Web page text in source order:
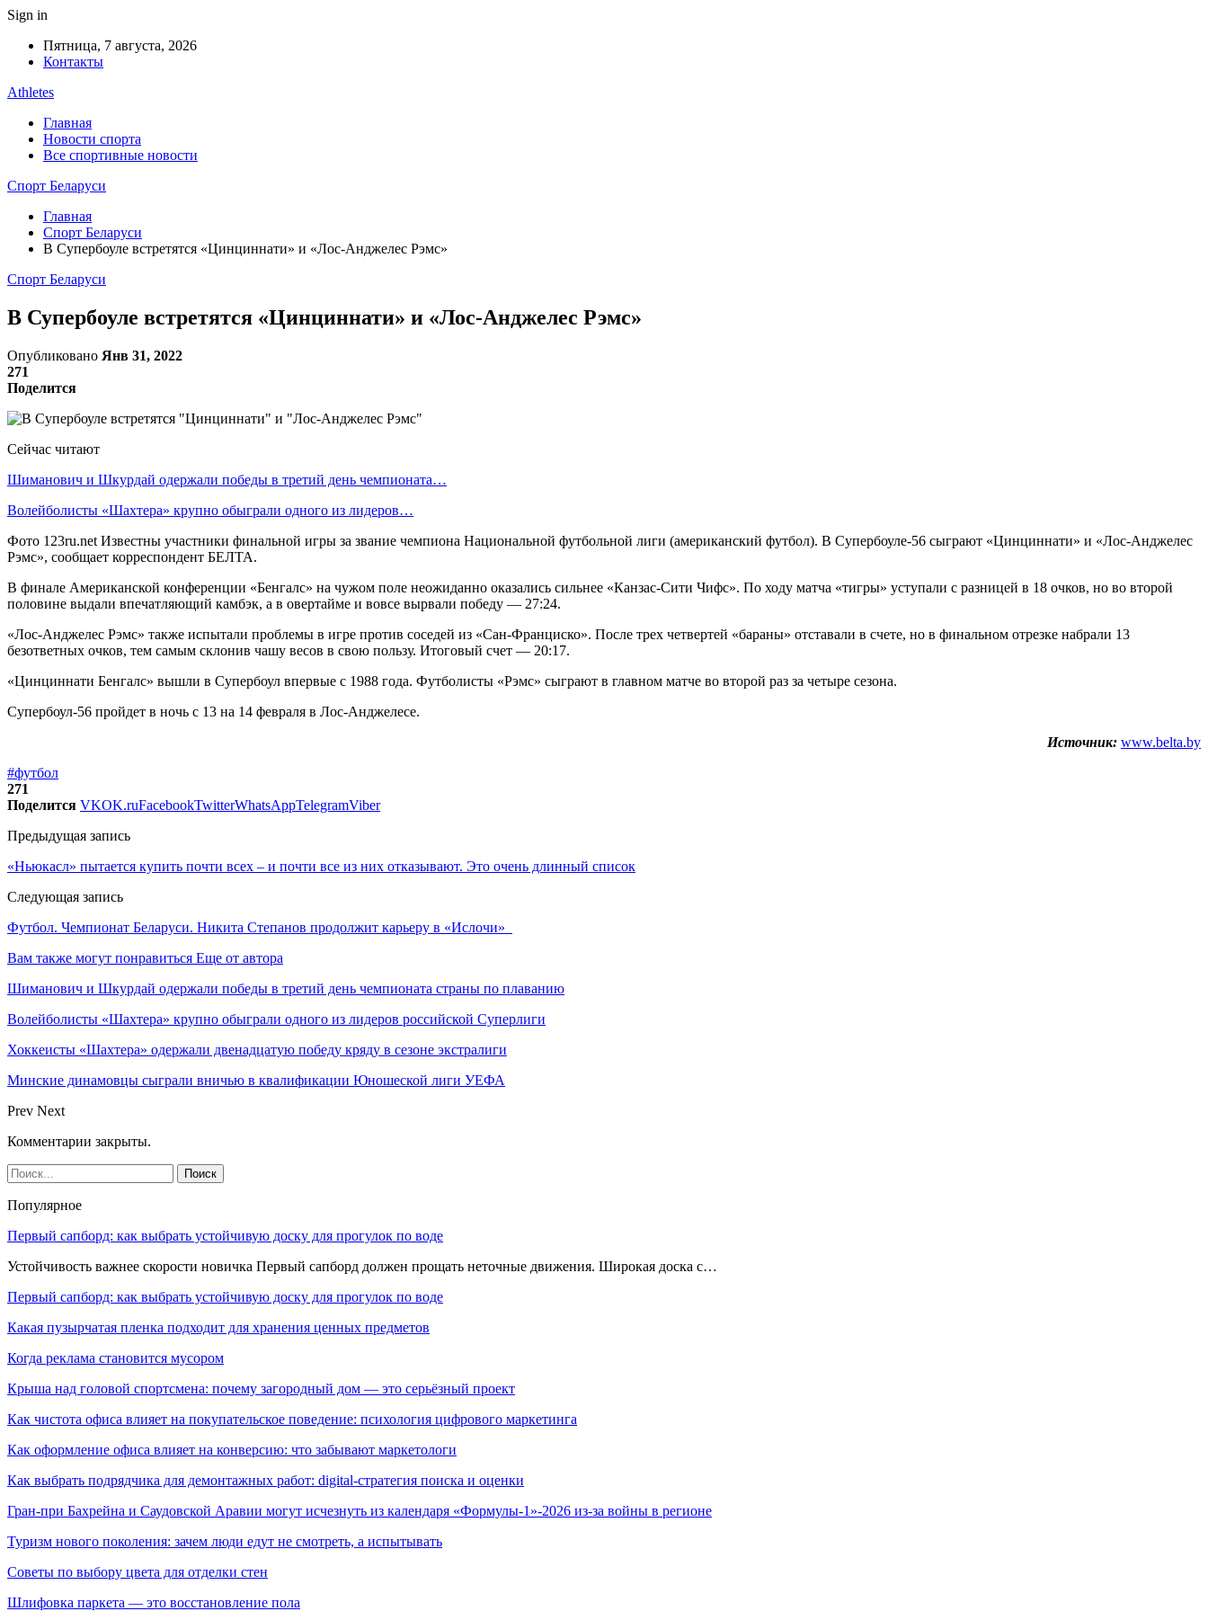
Sign in
Пятница, 7 августа, 2026
Контакты
Athletes
Главная
Новости спорта
Все спортивные новости
Спорт Беларуси
Главная
Спорт Беларуси
В Супербоуле встретятся «Цинциннати» и «Лос-Анджелес Рэмс»
Спорт Беларуси
В Супербоуле встретятся «Цинциннати» и «Лос-Анджелес Рэмс»
Опубликовано Янв 31, 2022
271
Поделится
Сейчас читают
Шиманович и Шкурдай одержали победы в третий день чемпионата…
Волейболисты «Шахтера» крупно обыграли одного из лидеров…
Фото 123ru.net Известны участники финальной игры за звание чемпиона Национальной футбольной лиги (американский футбол). В Супербоуле-56 сыграют «Цинциннати» и «Лос-Анджелес
Рэмс», сообщает корреспондент БЕЛТА.
В финале Американской конференции «Бенгалс» на чужом поле неожиданно оказались сильнее «Канзас-Сити Чифс». По ходу матча «тигры» уступали с разницей в 18 очков, но во второй
половине выдали впечатляющий камбэк, а в овертайме и вовсе вырвали победу — 27:24.
«Лос-Анджелес Рэмс» также испытали проблемы в игре против соседей из «Сан-Франциско». После трех четвертей «бараны» отставали в счете, но в финальном отрезке набрали 13
безответных очков, тем самым склонив чашу весов в свою пользу. Итоговый счет — 20:17.
«Цинциннати Бенгалс» вышли в Супербоул впервые с 1988 года. Футболисты «Рэмс» сыграют в главном матче во второй раз за четыре сезона.
Супербоул-56 пройдет в ночь с 13 на 14 февраля в Лос-Анджелесе.
Источник: www.belta.by
#футбол
271
Поделится VKOK.ruFacebookTwitterWhatsAppTelegramViber
Предыдущая запись
«Ньюкасл» пытается купить почти всех – и почти все из них отказывают. Это очень длинный список
Следующая запись
Футбол. Чемпионат Беларуси. Никита Степанов продолжит карьеру в «Ислочи»
Вам также могут понравиться Еще от автора
Шиманович и Шкурдай одержали победы в третий день чемпионата страны по плаванию
Волейболисты «Шахтера» крупно обыграли одного из лидеров российской Суперлиги
Хоккеисты «Шахтера» одержали двенадцатую победу кряду в сезоне экстралиги
Минские динамовцы сыграли вничью в квалификации Юношеской лиги УЕФА
Prev Next
Комментарии закрыты.
Популярное
Первый сапборд: как выбрать устойчивую доску для прогулок по воде
Устойчивость важнее скорости новичка Первый сапборд должен прощать неточные движения. Широкая доска с…
Первый сапборд: как выбрать устойчивую доску для прогулок по воде
Какая пузырчатая пленка подходит для хранения ценных предметов
Когда реклама становится мусором
Крыша над головой спортсмена: почему загородный дом — это серьёзный проект
Как чистота офиса влияет на покупательское поведение: психология цифрового маркетинга
Как оформление офиса влияет на конверсию: что забывают маркетологи
Как выбрать подрядчика для демонтажных работ: digital-стратегия поиска и оценки
Гран-при Бахрейна и Саудовской Аравии могут исчезнуть из календаря «Формулы-1»-2026 из-за войны в регионе
Туризм нового поколения: зачем люди едут не смотреть, а испытывать
Советы по выбору цвета для отделки стен
Шлифовка паркета — это восстановление пола